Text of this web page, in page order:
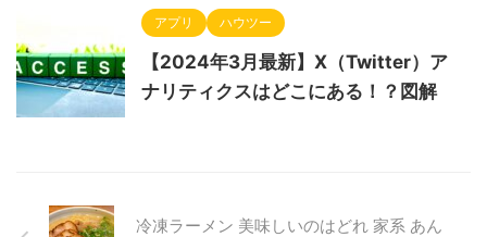
アプリ ハウツー
【2024年3月最新】X（Twitter）ア
ナリティクスはどこにある！？図解
冷凍ラーメン 美味しいのはどれ 家系 あん